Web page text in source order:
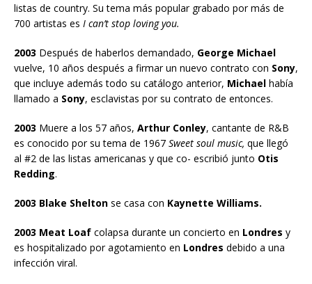
listas de country. Su tema más popular grabado por más de
700 artistas es I can’t stop loving you.
2003 Después de haberlos demandado, George Michael
vuelve, 10 años después a firmar un nuevo contrato con Sony,
que incluye además todo su catálogo anterior, Michael había
llamado a Sony, esclavistas por su contrato de entonces.
2003 Muere a los 57 años, Arthur Conley, cantante de R&B
es conocido por su tema de 1967 Sweet soul music, que llegó
al #2 de las listas americanas y que co- escribió junto Otis
Redding.
2003 Blake Shelton se casa con Kaynette Williams.
2003 Meat Loaf colapsa durante un concierto en Londres y
es hospitalizado por agotamiento en Londres debido a una
infección viral.